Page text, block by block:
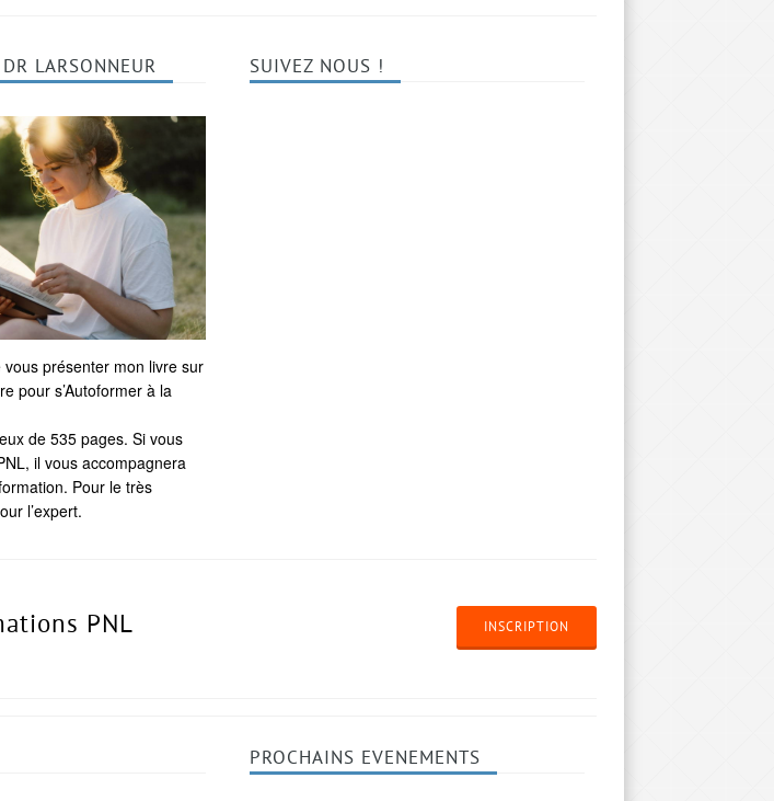
LARSONNEUR
présenter mon livre sur
pour s’Autoformer à la
de 535 pages. Si vous
il vous accompagnera
Pour le très
l’expert.
SUIVEZ NOUS !
PNL INSCRIPTION
PROCHAINS EVENEMENTS